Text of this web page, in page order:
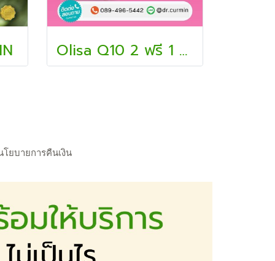
Olisa Q10 2 ฟรี 1 กล่อง
โยบายการคืนเงิน